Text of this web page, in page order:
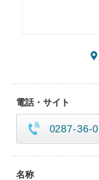
電話・サイト
0287-36-
名称